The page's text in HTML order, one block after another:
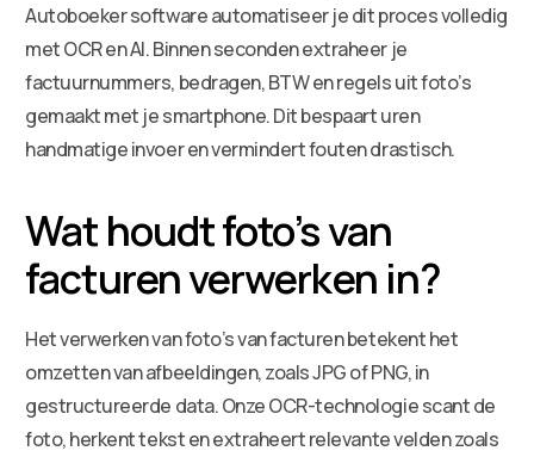
Autoboeker software automatiseer je dit proces volledig
met OCR en AI. Binnen seconden extraheer je
factuurnummers, bedragen, BTW en regels uit foto’s
gemaakt met je smartphone. Dit bespaart uren
handmatige invoer en vermindert fouten drastisch.
Wat houdt foto’s van
facturen verwerken in?
Het verwerken van foto’s van facturen betekent het
omzetten van afbeeldingen, zoals JPG of PNG, in
gestructureerde data. Onze OCR-technologie scant de
foto, herkent tekst en extraheert relevante velden zoals